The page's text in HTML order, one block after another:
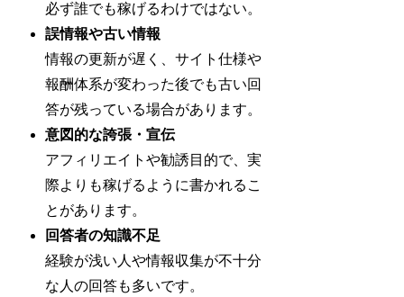
必ず誰でも稼げるわけではない。
誤情報や古い情報
情報の更新が遅く、サイト仕様や
報酬体系が変わった後でも古い回
答が残っている場合があります。
意図的な誇張・宣伝
アフィリエイトや勧誘目的で、実
際よりも稼げるように書かれるこ
とがあります。
回答者の知識不足
経験が浅い人や情報収集が不十分
な人の回答も多いです。